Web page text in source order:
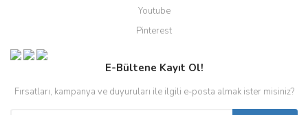
Youtube
Pinterest
E-Bültene Kayıt Ol!
Fırsatları, kampanya ve duyuruları ile ilgili e-posta almak ister misiniz?